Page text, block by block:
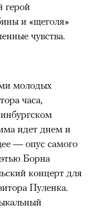
герой
и «щеголя»
чувства.
молодых
часа,
идет днем и
— опус самого
Борна
концерт для
Пуленка.